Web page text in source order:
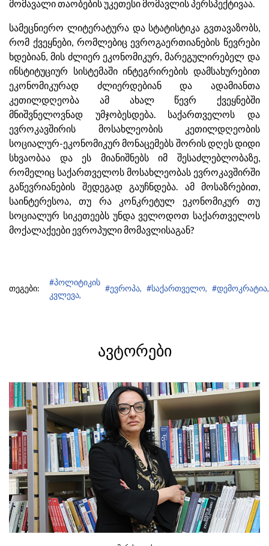
მომავალი თაობების უკეთესი მომავლის პერსპექტივაა.
სამეცნიერო ლიტერატურა და სტატისტიკა გვთავაზობს,
რომ ქვეყნები, რომლებიც ევროგაერთიანების წევრები
ხდებიან, მის ძლიერ ეკონომიკურ, მარეგულირებელ და
ინსტიტუციურ სისტემაში ინტეგრირების დამსახურებით
ეკონომიკურად ძლიერდებიან და ადამიანთა
კეთილდღეობა ამ ახალ წევრ ქვეყნებში
მნიშვნელოვნად უმჯობესდება. საქართველოს და
ევროკავშირის მოსახლეობის კეთილდღეობის
სოციალურ-ეკონომიკურ მონაცემებს შორის დღეს დიდი
სხვაობაა და ეს მიანიშნებს იმ შესაძლებლობაზე,
რომელიც საქართველოს მოსახლეობას ევროკავშირში
გაწევრიანების შედეგად გაუჩნდება. ამ მოსაზრებით,
საინტერესოა, თუ რა კონკრეტულ ეკონომიკურ თუ
სოციალურ სიკეთეებს უნდა ველოდოთ საქართველოს
მოქალაქეები ევროპული მომავლისაგან?
თეგები:
#პოლიტიკის
კვლევა,
#ევროპა, #საქართველო, #დემოკრატია,
ᲐᲕᲢᲝᲠᲔᲑᲘ